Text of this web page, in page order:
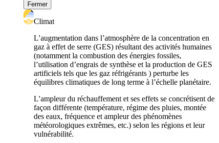
Fermer
Climat
L’augmentation dans l’atmosphère de la concentration en
gaz à effet de serre (GES) résultant des activités humaines
(notamment la combustion des énergies fossiles,
l’utilisation d’engrais de synthèse et la production de GES
artificiels tels que les gaz réfrigérants ) perturbe les
équilibres climatiques de long terme à l’échelle planétaire.
L’ampleur du réchauffement et ses effets se concrétisent de
façon différente (température, régime des pluies, montée
des eaux, fréquence et ampleur des phénomènes
météorologiques extrêmes, etc.) selon les régions et leur
vulnérabilité.